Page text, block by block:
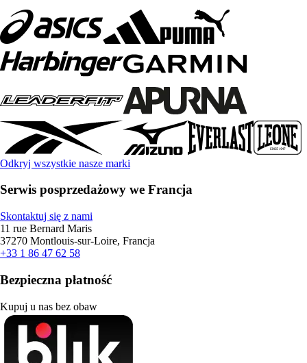
Odkryj wszystkie nasze marki
Serwis posprzedażowy we Francja
Skontaktuj się z nami
11 rue Bernard Maris
37270 Montlouis-sur-Loire, Francja
+33 1 86 47 62 58
Bezpieczna płatność
Kupuj u nas bez obaw